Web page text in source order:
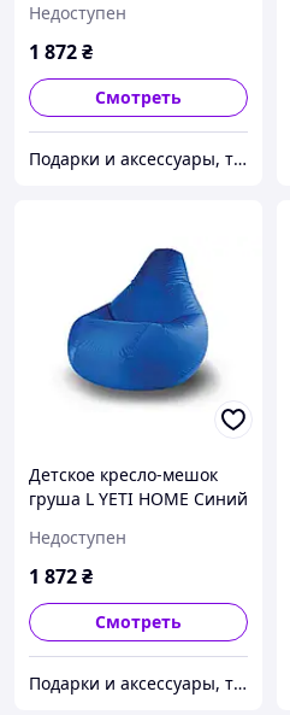
хлопок
Недоступен
1 872₴
Смотреть
Подарки и аксессуары, товары для Вашего имиджа и комфорта.
Детское кресло-мешок
груша L YETI HOME Синий
Недоступен
1 872₴
Смотреть
Подарки и аксессуары, товары для Вашего имиджа и комфорта.